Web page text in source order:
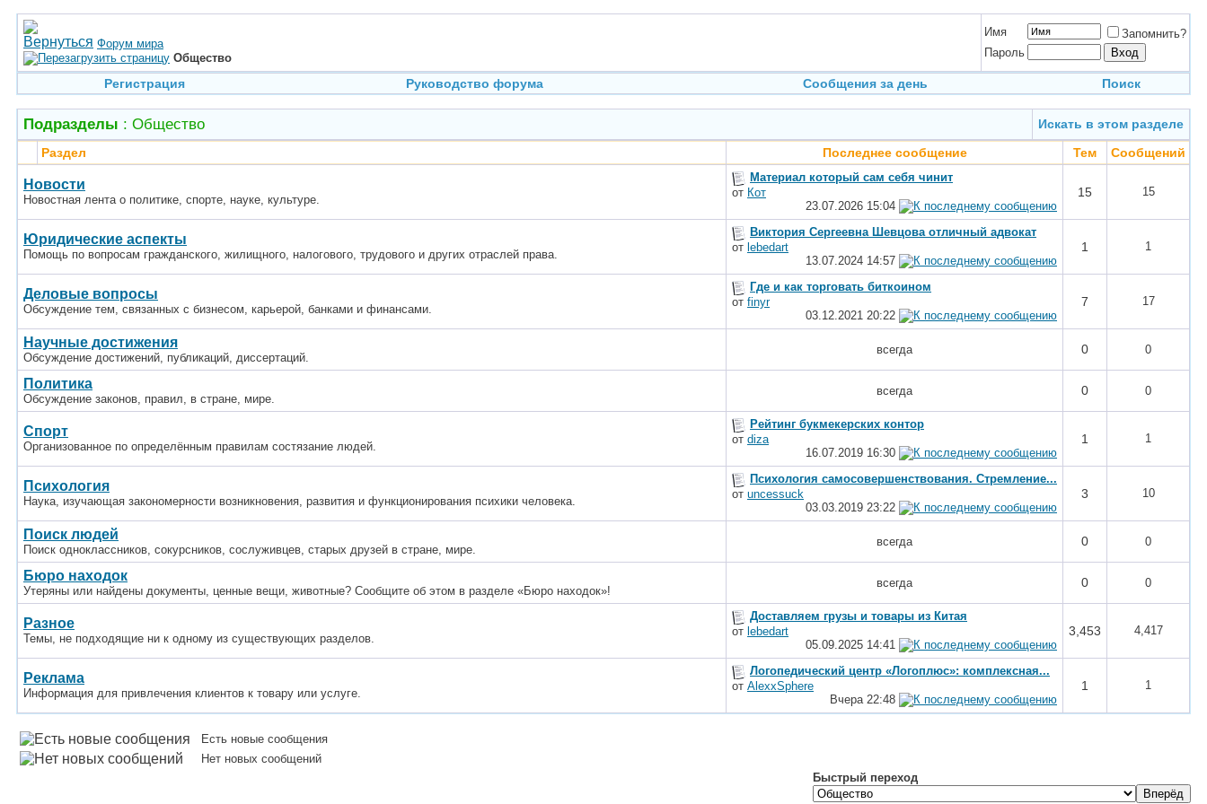
Форум мира
Общество
Имя
Запомнить?
Пароль
Регистрация Руководство форума Сообщения за день Поиск
Подразделы : Общество
Искать в этом разделе
Раздел
Последнее сообщение Тем Сообщений
Новости
Новостная лента о политике, спорте, науке, культуре.
Материал который сам себя чинит
от Кот
23.07.2026 15:04
15 15
Юридические аспекты
Помощь по вопросам гражданского, жилищного, налогового, трудового и других отраслей права.
Виктория Сергеевна Шевцова отличный адвокат
от lebedart
13.07.2024 14:57
1 1
Деловые вопросы
Обсуждение тем, связанных с бизнесом, карьерой, банками и финансами.
Где и как торговать биткоином
от finyr
03.12.2021 20:22
7 17
Научные достижения
Обсуждение достижений, публикаций, диссертаций.
всегда 0 0
Политика
Обсуждение законов, правил, в стране, мире.
всегда 0 0
Спорт
Организованное по определённым правилам состязание людей.
Рейтинг букмекерских контор
от diza
16.07.2019 16:30
1 1
Психология
Наука, изучающая закономерности возникновения, развития и функционирования психики человека.
Психология самосовершенствования. Стремление...
от uncessuck
03.03.2019 23:22
3 10
Поиск людей
Поиск одноклассников, сокурсников, сослуживцев, старых друзей в стране, мире.
всегда 0 0
Бюро находок
Утеряны или найдены документы, ценные вещи, животные? Сообщите об этом в разделе «Бюро находок»!
всегда 0 0
Разное
Темы, не подходящие ни к одному из существующих разделов.
Доставляем грузы и товары из Китая
от lebedart
05.09.2025 14:41
3,453 4,417
Реклама
Информация для привлечения клиентов к товару или услуге.
Логопедический центр «Логоплюс»: комплексная...
от AlexxSphere
Вчера 22:48
1 1
Есть новые сообщения
Нет новых сообщений
Быстрый переход